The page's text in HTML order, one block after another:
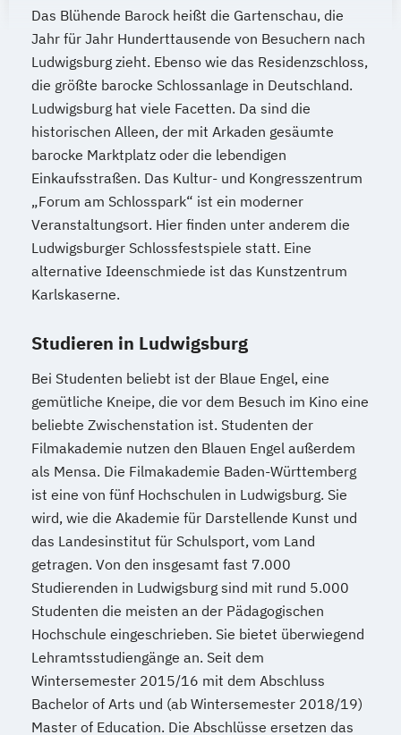
Das Blühende Barock heißt die Gartenschau, die
Jahr für Jahr Hunderttausende von Besuchern nach
Ludwigsburg zieht. Ebenso wie das Residenzschloss,
die größte barocke Schlossanlage in Deutschland.
Ludwigsburg hat viele Facetten. Da sind die
historischen Alleen, der mit Arkaden gesäumte
barocke Marktplatz oder die lebendigen
Einkaufsstraßen. Das Kultur- und Kongresszentrum
„Forum am Schlosspark“ ist ein moderner
Veranstaltungsort. Hier finden unter anderem die
Ludwigsburger Schlossfestspiele statt. Eine
alternative Ideenschmiede ist das Kunstzentrum
Karlskaserne.
Studieren in Ludwigsburg
Bei Studenten beliebt ist der Blaue Engel, eine
gemütliche Kneipe, die vor dem Besuch im Kino eine
beliebte Zwischenstation ist. Studenten der
Filmakademie nutzen den Blauen Engel außerdem
als Mensa. Die Filmakademie Baden-Württemberg
ist eine von fünf Hochschulen in Ludwigsburg. Sie
wird, wie die Akademie für Darstellende Kunst und
das Landesinstitut für Schulsport, vom Land
getragen. Von den insgesamt fast 7.000
Studierenden in Ludwigsburg sind mit rund 5.000
Studenten die meisten an der Pädagogischen
Hochschule eingeschrieben. Sie bietet überwiegend
Lehramtsstudiengänge an. Seit dem
Wintersemester 2015/16 mit dem Abschluss
Bachelor of Arts und (ab Wintersemester 2018/19)
Master of Education. Die Abschlüsse ersetzen das